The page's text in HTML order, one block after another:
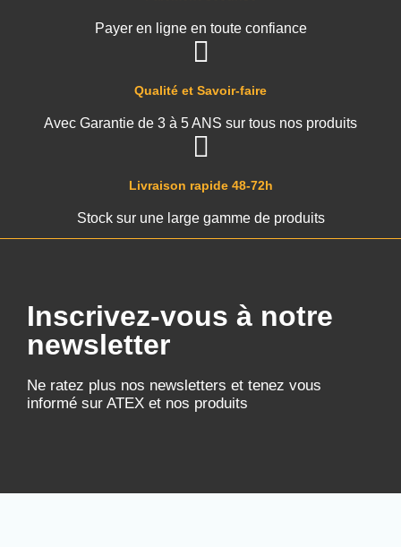
Livraison rapide 48-72h
Stock sur une large gamme de produits
Qualité et Savoir-faire
Avec Garantie de 3 à 5 ANS sur tous nos produits
Payer en ligne en toute confiance
Inscrivez-vous à notre
newsletter
Ne ratez plus nos newsletters et tenez vous
informé sur ATEX et nos produits